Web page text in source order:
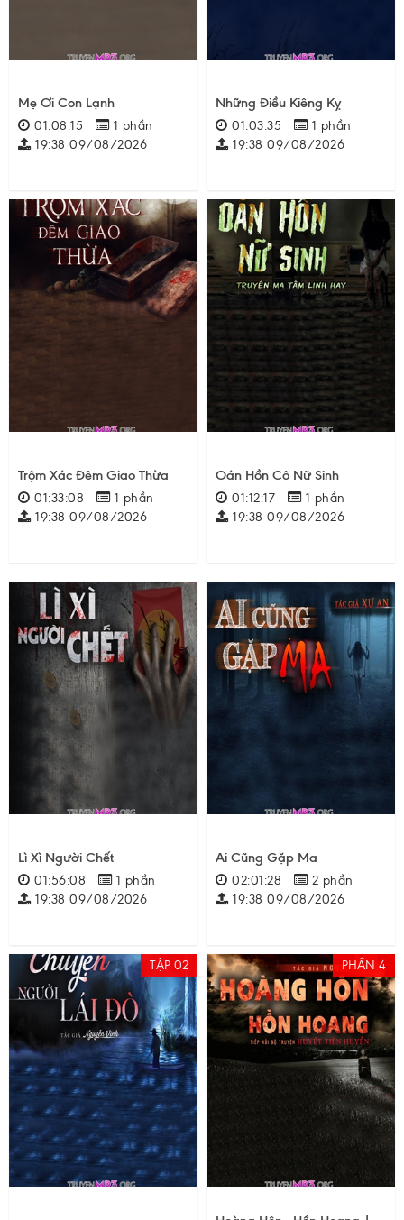
Mẹ Ơi Con Lạnh
01:08:15
1 phần
19:38 09/08/2026
Những Điều Kiêng Kỵ
01:03:35
1 phần
19:38 09/08/2026
Trộm Xác Đêm Giao Thừa
01:33:08
1 phần
19:38 09/08/2026
Oán Hồn Cô Nữ Sinh
01:12:17
1 phần
19:38 09/08/2026
Lì Xì Người Chết
01:56:08
1 phần
19:38 09/08/2026
Ai Cũng Gặp Ma
02:01:28
2 phần
19:38 09/08/2026
TẬP 02 PHẦN 4